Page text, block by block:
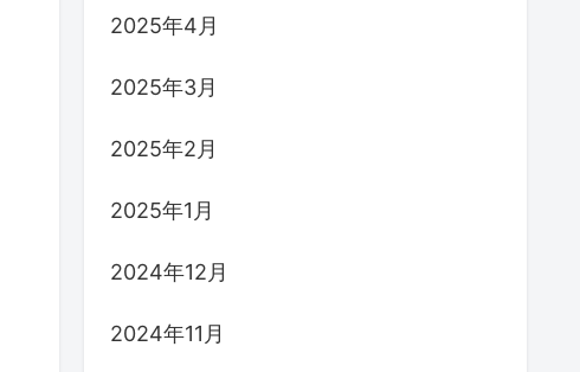
2025年4月
2025年3月
2025年2月
2025年1月
2024年12月
2024年11月